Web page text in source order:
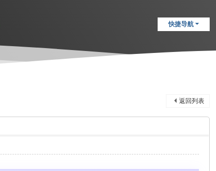
快捷导航
返回列表